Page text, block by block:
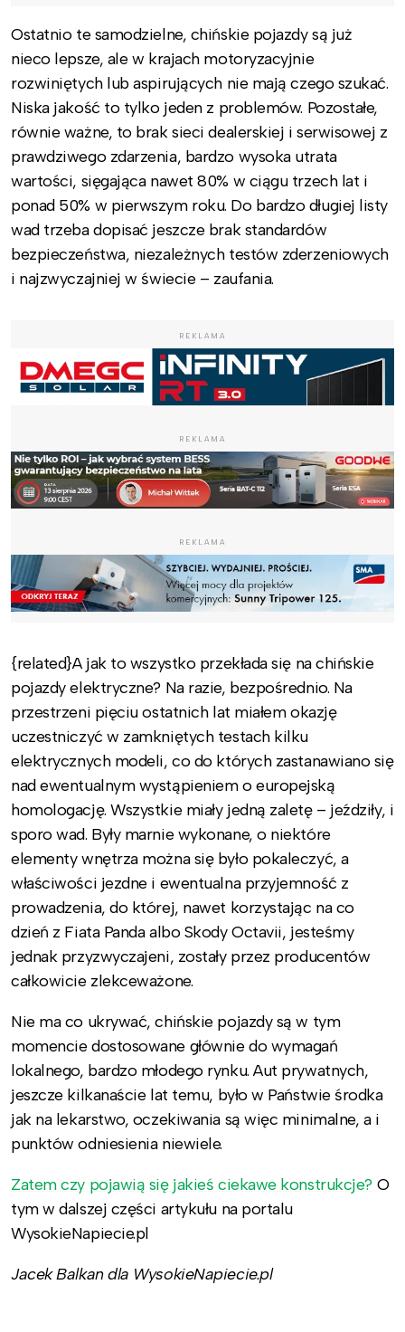
Ostatnio te samodzielne, chińskie pojazdy są już
nieco lepsze, ale w krajach motoryzacyjnie
rozwiniętych lub aspirujących nie mają czego szukać.
Niska jakość to tylko jeden z problemów. Pozostałe,
równie ważne, to brak sieci dealerskiej i serwisowej z
prawdziwego zdarzenia, bardzo wysoka utrata
wartości, sięgająca nawet 80% w ciągu trzech lat i
ponad 50% w pierwszym roku. Do bardzo długiej listy
wad trzeba dopisać jeszcze brak standardów
bezpieczeństwa, niezależnych testów zderzeniowych
i najzwyczajniej w świecie – zaufania.
REKLAMA
REKLAMA
REKLAMA
{related}A jak to wszystko przekłada się na chińskie
pojazdy elektryczne? Na razie, bezpośrednio. Na
przestrzeni pięciu ostatnich lat miałem okazję
uczestniczyć w zamkniętych testach kilku
elektrycznych modeli, co do których zastanawiano się
nad ewentualnym wystąpieniem o europejską
homologację. Wszystkie miały jedną zaletę – jeździły, i
sporo wad. Były marnie wykonane, o niektóre
elementy wnętrza można się było pokaleczyć, a
właściwości jezdne i ewentualna przyjemność z
prowadzenia, do której, nawet korzystając na co
dzień z Fiata Panda albo Skody Octavii, jesteśmy
jednak przyzwyczajeni, zostały przez producentów
całkowicie zlekceważone.
Nie ma co ukrywać, chińskie pojazdy są w tym
momencie dostosowane głównie do wymagań
lokalnego, bardzo młodego rynku. Aut prywatnych,
jeszcze kilkanaście lat temu, było w Państwie środka
jak na lekarstwo, oczekiwania są więc minimalne, a i
punktów odniesienia niewiele.
Zatem czy pojawią się jakieś ciekawe konstrukcje? O
tym w dalszej części artykułu na portalu
WysokieNapiecie.pl
Jacek Balkan dla WysokieNapiecie.pl